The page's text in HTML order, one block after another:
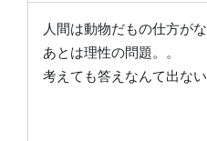
人間は動物だもの仕方が
あとは理性の問題。。
考えても答えなんて出ない